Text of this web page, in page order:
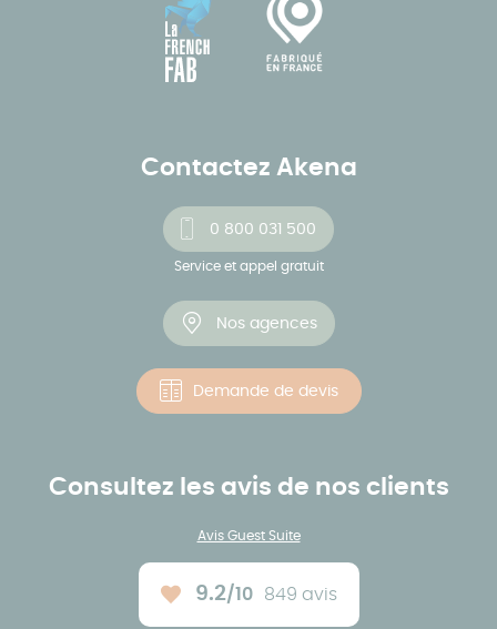
Contactez Akena
0 800 031 500
Service et appel gratuit
Nos agences
Demande de devis
Consultez les avis de nos clients
Avis Guest Suite
Note moyenne :
9.2/10 849 avis